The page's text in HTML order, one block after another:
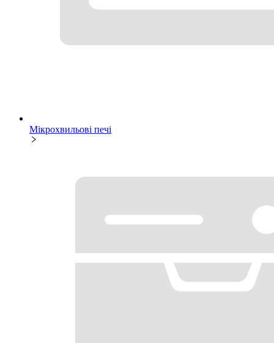
Мікрохвильові печі